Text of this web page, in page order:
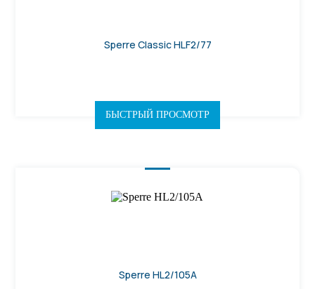
Sperre Classic HLF2/77
БЫСТРЫЙ ПРОСМОТР
Sperre HL2/105A